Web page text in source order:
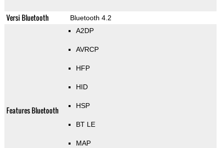
Versi Bluetooth Bluetooth 4.2
Features Bluetooth
A2DP
AVRCP
HFP
HID
HSP
BT LE
MAP